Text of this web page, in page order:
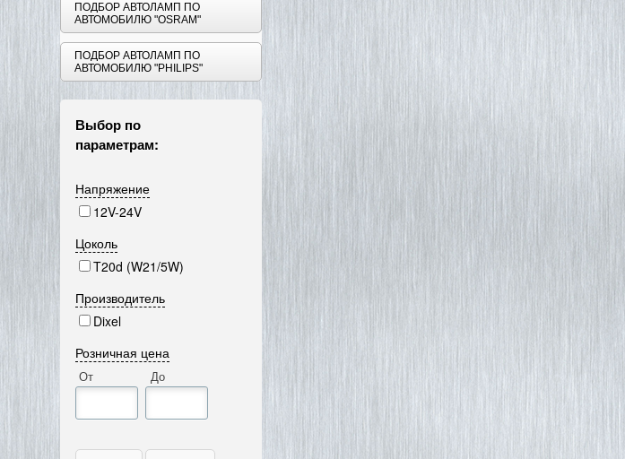
ПОДБОР АВТОЛАМП ПО
АВТОМОБИЛЮ "OSRAM"
ПОДБОР АВТОЛАМП ПО
АВТОМОБИЛЮ "PHILIPS"
Выбор по
параметрам:
Напряжение
12V-24V
Цоколь
T20d (W21/5W)
Производитель
Dixel
Розничная цена
От До